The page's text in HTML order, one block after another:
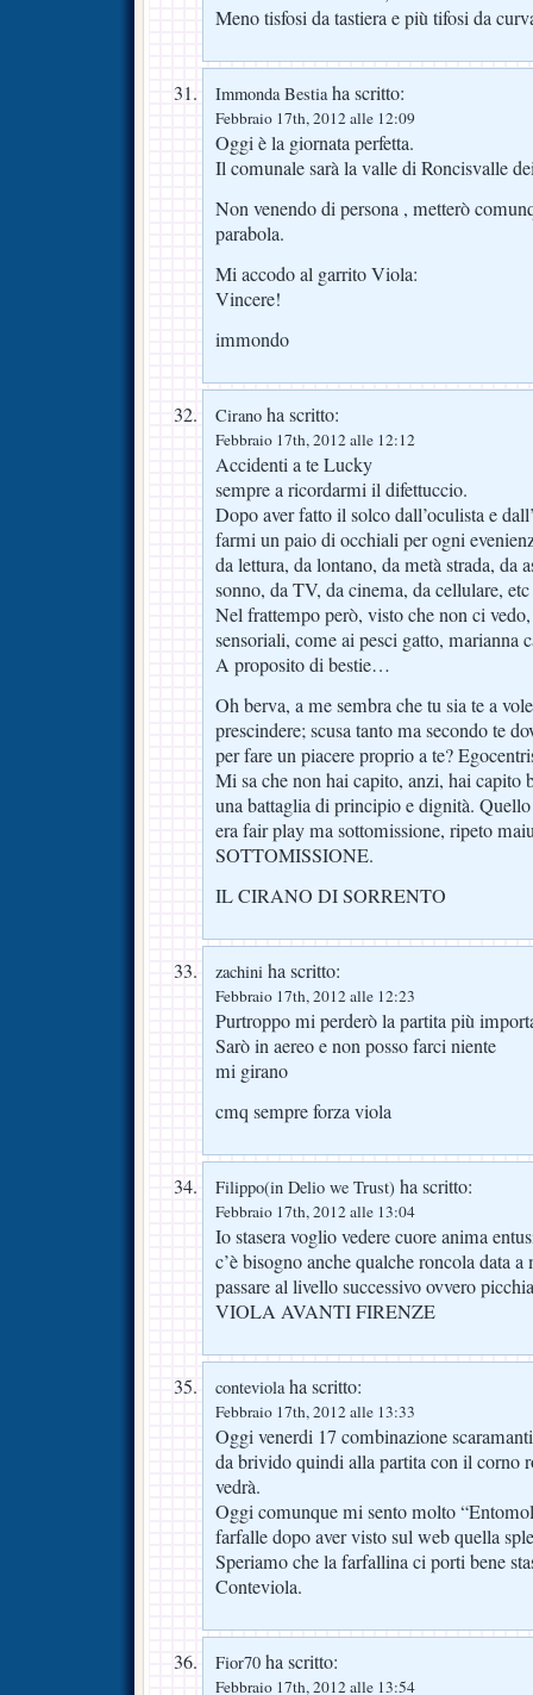
Meno tisfosi da tastiera e più tifosi da
Immonda Bestiaha scritto:
Febbraio 17th, 2012 alle 12:09
Oggi è la giornata perfetta.
Il comunale sarà la valle di Roncisvalle
Non venendo di persona , metterò
parabola.
Mi accodo al garrito Viola:
Vincere!
immondo
Cirano ha scritto:
Febbraio 17th, 2012 alle 12:12
Accidenti a te Lucky
sempre a ricordarmi il difettuccio.
Dopo aver fatto il solco dall’oculista e
farmi un paio di occhiali per ogni
da lettura, da lontano, da metà strada, da
sonno, da TV, da cinema, da cellulare,
Nel frattempo però, visto che non ci
sensoriali, come ai pesci gatto, marianna
A proposito di bestie…
Oh berva, a me sembra che tu sia te a
prescindere; scusa tanto ma secondo te
per fare un piacere proprio a te?
Mi sa che non hai capito, anzi, hai capito
una battaglia di principio e dignità.
era fair play ma sottomissione, ripeto
SOTTOMISSIONE.
IL CIRANO DI SORRENTO
zachini ha scritto:
Febbraio 17th, 2012 alle 12:23
Purtroppo mi perderò la partita più
Sarò in aereo e non posso farci niente
mi girano
cmq sempre forza viola
Filippo(in Delio we Trust) ha scritto:
Febbraio 17th, 2012 alle 13:04
Io stasera voglio vedere cuore anima
c’è bisogno anche qualche roncola data a
passare al livello successivo ovvero
VIOLA AVANTI FIRENZE
conteviolaha scritto:
Febbraio 17th, 2012 alle 13:33
Oggi venerdi 17 combinazione
da brivido quindi alla partita con il corno
vedrà.
Oggi comunque mi sento molto
farfalle dopo aver visto sul web quella
Speriamo che la farfallina ci porti bene
Conteviola.
Fior70 ha scritto:
Febbraio 17th, 2012 alle 13:54